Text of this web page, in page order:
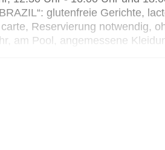
glutenfreie Gerichte,
Reservierung notwendig,
am Pool, angemessene
Küche: Teppanyaki, glutenfreie